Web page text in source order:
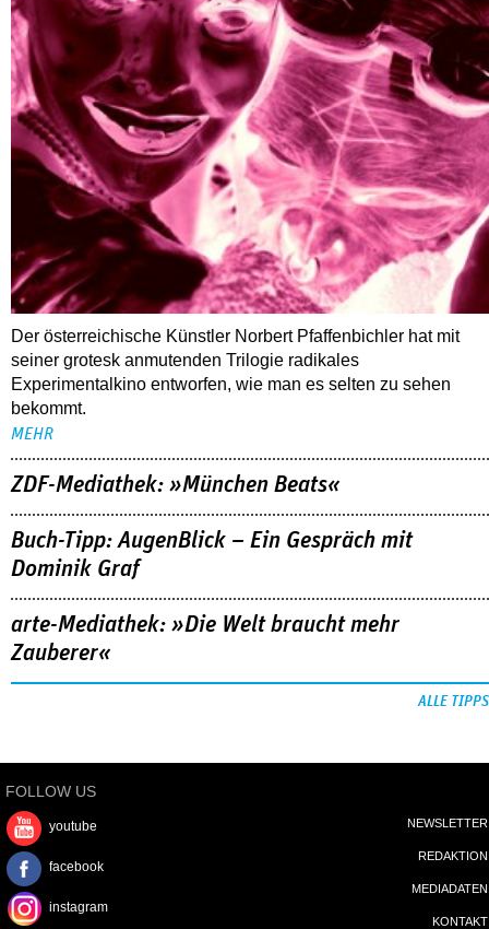
Der österreichische Künstler Norbert Pfaffenbichler hat mit
seiner grotesk anmutenden Trilogie radikales
Experimentalkino entworfen, wie man es selten zu sehen
bekommt.
MEHR
ZDF-Mediathek: »München Beats«
Buch-Tipp: AugenBlick – Ein Gespräch mit
Dominik Graf
arte-Mediathek: »Die Welt braucht mehr
Zauberer«
ALLE TIPPS
FOLLOW US
youtube
facebook
instagram
NEWSLETTER
REDAKTION
MEDIADATEN
KONTAKT